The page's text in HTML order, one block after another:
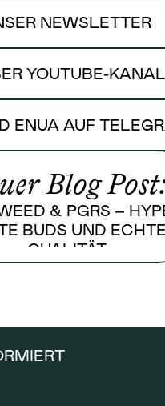
NEWSLETTER
YOUTUBE-KANAL
ENUA AUF
Blog
& PGRS –
BUDS UND ECHTE
QUALITÄT